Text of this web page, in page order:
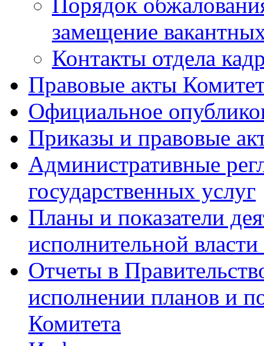
замещение
Контакты отдела
Правовые акты
Официальное
Приказы и правовые
Административные
государственных услуг
Планы и показатели
исполнительной
Отчеты в
исполнении планов и
Комитета